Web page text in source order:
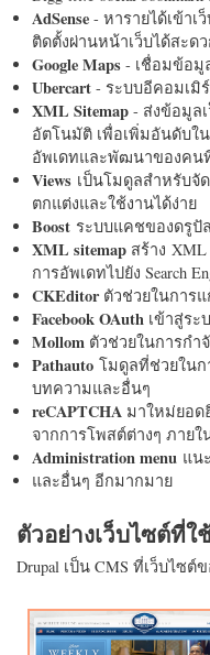
AdSense - หารายได้เข้าเ
ติดตั้งผ่านหน้าเว็บได้สะด
Google Maps - เชื่อมข้อมู
Ubercart - ระบบอีคอมเมิ
XML Sitemap - ส่งข้อมูลเ
อัตโนมัติ เพื่อเพิ่มอันดับใ
อัพเดทและพัฒนาของคน
Views เป็นโมดูลสำหรับจั
ตกแต่งและใช้งานได้ง่าย
Boost ระบบแคชของดรูปั
XML sitemap สร้าง
การอัพเดทไปยัง Search
CKEditorตัวช่วยในการ
Facebook OAuth เข้าสู่ระ
Mollom ตัวช่วยในการกำ
Pathauto โมดูลที่ช่วยในก
บทความและอื่นๆ
reCAPTCHA มาใหม่ยอด
จากการโพสต์ต่างๆ ภายใ
Administration menu แน
และอื่นๆ อีกมากมาย
ตัวอย่างเว็บไซต์ที่ใ
Drupal เป็น CMS ที่เว็บไซต์